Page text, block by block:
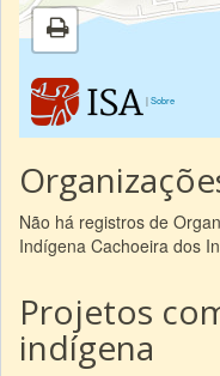
|Sobre
Não há registros de
Indígena Cachoeira dos
Projetos
indígena